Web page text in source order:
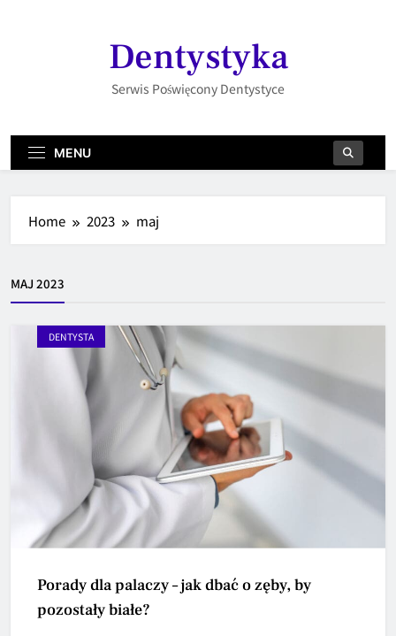
Dentystyka
Serwis Poświęcony Dentystyce
MENU
Home 2023 maj
MAJ 2023
DENTYSTA
Porady dla palaczy – jak dbać o zęby, by
pozostały białe?